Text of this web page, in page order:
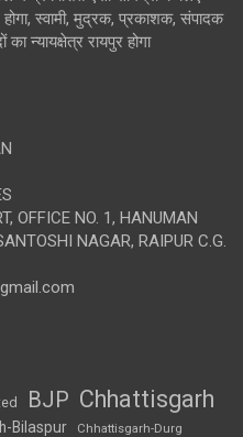
स्वामी, मुद्रक, प्रकाशक, संपादक
का न्यायक्षेत्र रायपुर होगा
OFFICE NO. 1, HANUMAN
NAGAR, RAIPUR C.G.
BJP Chhattisgarh
Bilaspur Chhattisgarh-Durg